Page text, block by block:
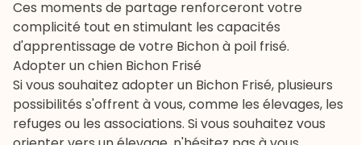
Ces moments de partage renforceront votre
complicité tout en stimulant les capacités
d'apprentissage de votre Bichon à poil frisé.
Adopter un chien Bichon Frisé
Si vous souhaitez adopter un Bichon Frisé, plusieurs
possibilités s'offrent à vous, comme les élevages, les
refuges ou les associations. Si vous souhaitez vous